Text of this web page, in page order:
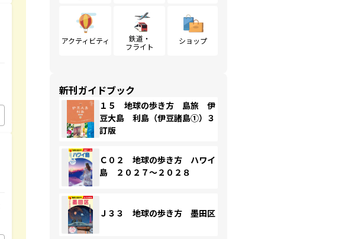
アクティビティ
鉄道・
フライト
ショップ
新刊ガイドブック
１５ 地球の歩き方 島旅 伊
豆大島 利島（伊豆諸島①）３
訂版
Ｃ０２ 地球の歩き方 ハワイ
島 ２０２７～２０２８
Ｊ３３ 地球の歩き方 墨田区